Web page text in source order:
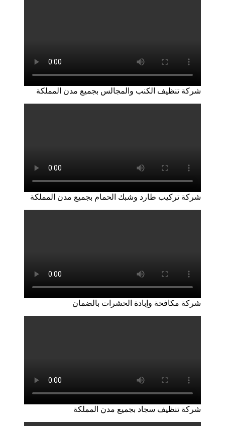
شركة تنظيف الكنب والمجالس بجميع مدن المملكة
شركة تركيب طارد وشبك الحمام بجميع مدن المملكة
شركة مكافحة وإبادة الحشرات بالضمان
شركة تنظيف سجاد بجميع مدن المملكة